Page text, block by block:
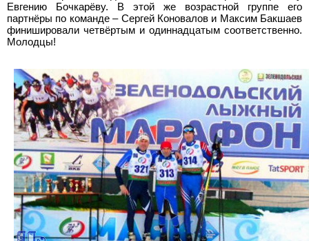
Евгению Бочкарёву. В этой же возрастной группе его
партнёры по команде – Сергей Коновалов и Максим Бакшаев
финишировали четвёртым и одиннадцатым соответственно.
Молодцы!